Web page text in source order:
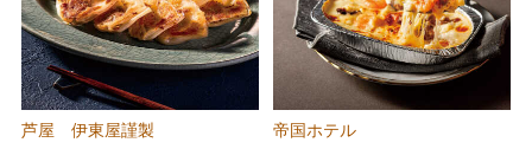
芦屋 伊東屋謹製 帝国ホテル